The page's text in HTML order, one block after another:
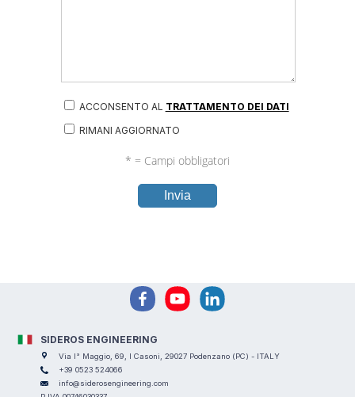
ACCONSENTO AL TRATTAMENTO DEI DATI
RIMANI AGGIORNATO
* = Campi obbligatori
Invia
SIDEROS ENGINEERING
Via I° Maggio, 69, I Casoni, 29027 Podenzano (PC) - ITALY
+39 0523 524066
info@siderosengineering.com